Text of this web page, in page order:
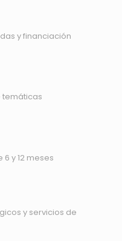
y financiación
temáticas
y 12 meses
y servicios de